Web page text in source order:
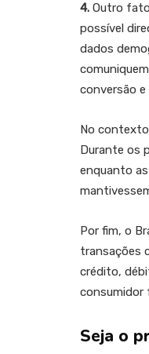
4. Outro
possível
dados
conversão e
No contexto
Durante os
enquanto
Por fim, o
transações
crédito,
consumidor
Seja o